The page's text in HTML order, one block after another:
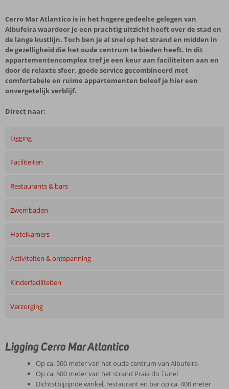
Cerro Mar Atlantico is in het hogere gedeelte gelegen van
Albufeira waardoor je een prachtig uitzicht heeft over de stad en
de lange kustlijn. Toch ben je al snel op het strand en midden in
de gezelligheid die het oude centrum te bieden heeft. In dit
appartementencomplex tref je een keur aan faciliteiten aan en
door de relaxte sfeer, goede service gecombineerd met
comfortabele en ruime appartementen beleef je hier een
onvergetelijk verblijf.
Direct naar:
Ligging
Faciliteiten
Restaurants & bars
Zwembaden
Hotelkamers
Activiteiten & ontspanning
Kinderfaciliteiten
Verzorging
Ligging Cerro Mar Atlantico
Op ca. 500 meter van het oude centrum van Albufeira
Op ca. 500 meter van het strand Praia do Tunel
Dichtstbijzijnde winkel, restaurant en bar op ca. 400 meter